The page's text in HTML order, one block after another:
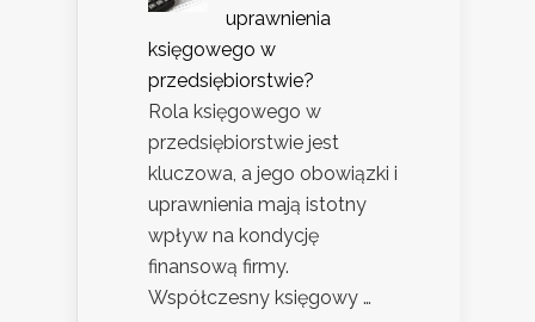
uprawnienia
księgowego w
przedsiębiorstwie?
Rola księgowego w
przedsiębiorstwie jest
kluczowa, a jego obowiązki i
uprawnienia mają istotny
wpływ na kondycję
finansową firmy.
Współczesny księgowy …